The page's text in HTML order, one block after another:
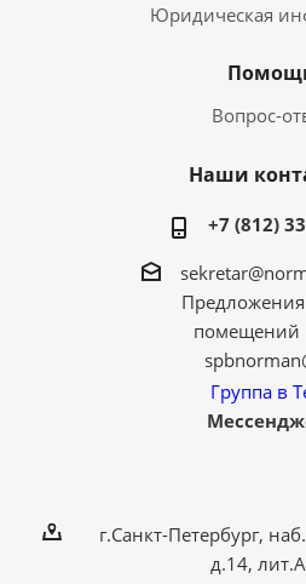
Юридическая
Вопрос-
Наши
+7 (812)
помещений
Группа в
г.Санкт-Петербург,
д.14,